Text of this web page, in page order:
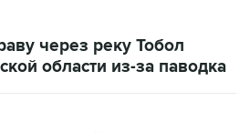
через реку Тобол
области из-за паводка